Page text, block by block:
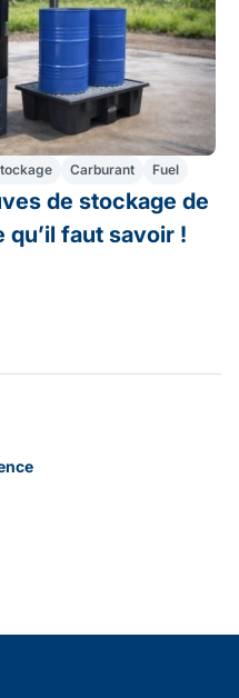
Carburant Fuel
de stockage de
qu’il faut savoir !